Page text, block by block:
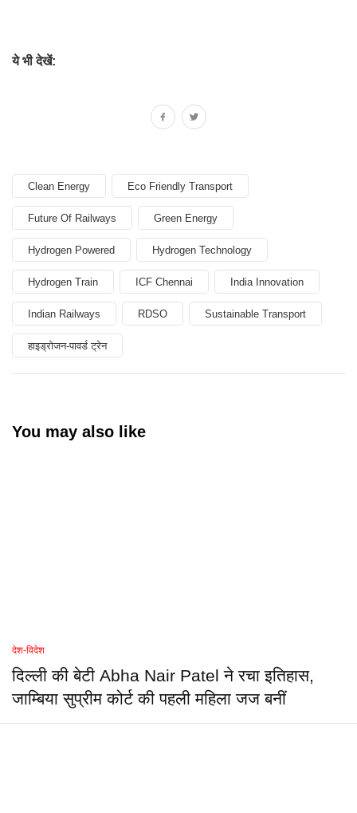
ये भी देखें:
Clean Energy Eco Friendly Transport
Future Of Railways Green Energy
Hydrogen Powered Hydrogen Technology
Hydrogen Train ICF Chennai India Innovation
Indian Railways RDSO Sustainable Transport
हाइड्रोजन-पावर्ड ट्रेन
You may also like
देश-विदेश
दिल्ली की बेटी Abha Nair Patel ने रचा इतिहास,
जाम्बिया सुप्रीम कोर्ट की पहली महिला जज बनीं